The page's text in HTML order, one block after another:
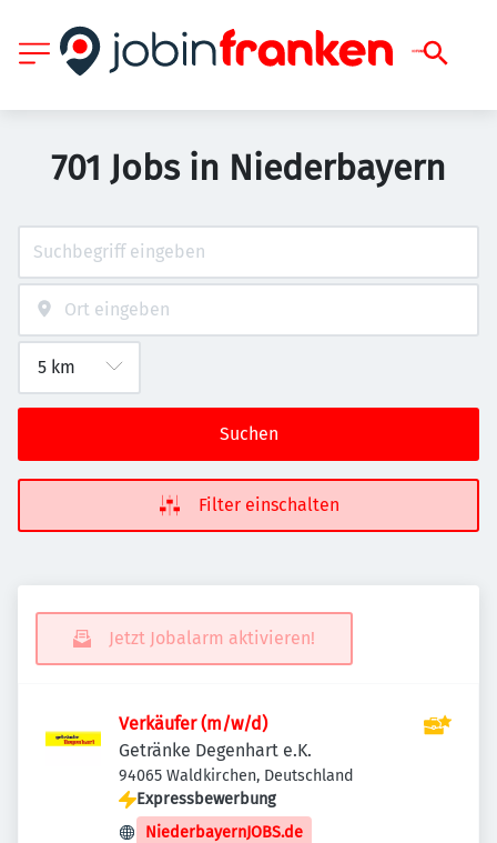
701 Jobs in Niederbayern
Suchen
Filter einschalten
Jetzt Jobalarm aktivieren!
Verkäufer (m/w/d)
Getränke Degenhart e.K.
94065 Waldkirchen, Deutschland
Expressbewerbung
NiederbayernJOBS.de